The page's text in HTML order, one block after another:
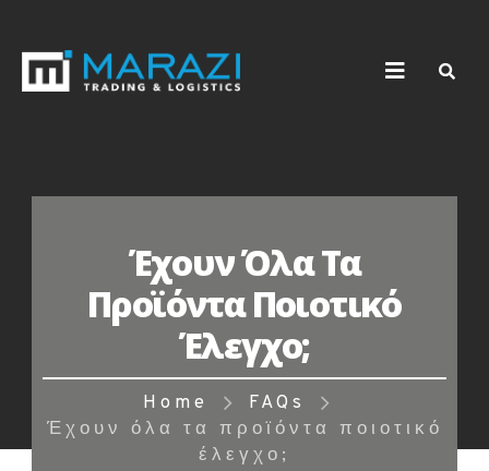
Έχουν Όλα Τα
Προϊόντα Ποιοτικό
Έλεγχο;
Home
FAQs
Έχουν όλα τα προϊόντα ποιοτικό
έλεγχο;